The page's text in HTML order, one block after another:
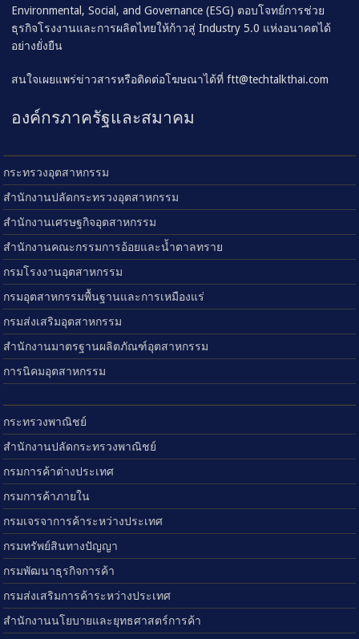
Environmental, Social, and Governance (ESG) ตอบโจทย์การช่วย
ธุรกิจโรงงานและการผลิตไทยให้ก้าวสู่ Industry 5.0 แห่งอนาคตได้
อย่างยั่งยืน
สนใจเผยแพร่ข่าวสารหรือติดต่อโฆษณาได้ที่ftt@techtalkthai.com
องค์กรภาครัฐและสมาคม
กระทรวงอุตสาหกรรม
สำนักงานปลัดกระทรวงอุตสาหกรรม
สำนักงานเศรษฐกิจอุตสาหกรรม
สำนักงานคณะกรรมการอ้อยและน้ำตาลทราย
กรมโรงงานอุตสาหกรรม
กรมอุตสาหกรรมพื้นฐานและการเหมืองแร่
กรมส่งเสริมอุตสาหกรรม
สำนักงานมาตรฐานผลิตภัณฑ์อุตสาหกรรม
การนิคมอุตสาหกรรม
กระทรวงพาณิชย์
สำนักงานปลัดกระทรวงพาณิชย์
กรมการค้าต่างประเทศ
กรมการค้าภายใน
กรมเจรจาการค้าระหว่างประเทศ
กรมทรัพย์สินทางปัญญา
กรมพัฒนาธุรกิจการค้า
กรมส่งเสริมการค้าระหว่างประเทศ
สำนักงานนโยบายและยุทธศาสตร์การค้า